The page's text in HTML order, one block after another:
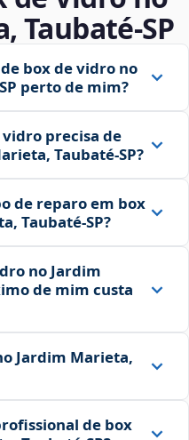
Taubaté‑SP
box de vidro no
perto de mim?
vidro precisa de
Taubaté‑SP?
de reparo em box
Taubaté‑SP?
no Jardim
de mim custa
Jardim Marieta,
de box